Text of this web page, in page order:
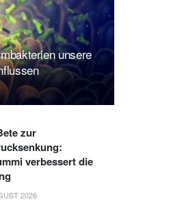
unsere
zur
verbessert die
2026